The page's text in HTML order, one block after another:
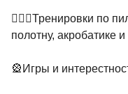
🤸🏻‍♀️Тренировки по
полотну, акробатике
🎡Игры и